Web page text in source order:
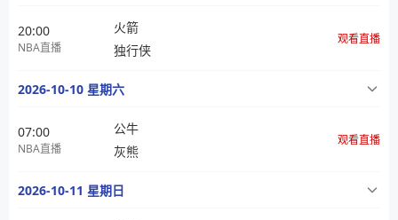
20:00
NBA直播
火箭
独行侠
观看直播
2026-10-10 星期六
07:00
NBA直播
公牛
灰熊
观看直播
2026-10-11 星期日